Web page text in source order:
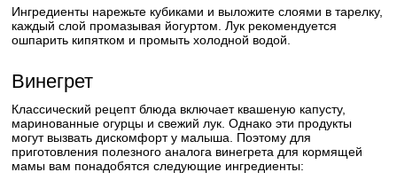
Ингредиенты нарежьте кубиками и выложите слоями в тарелку,
каждый слой промазывая йогуртом. Лук рекомендуется
ошпарить кипятком и промыть холодной водой.
Винегрет
Классический рецепт блюда включает квашеную капусту,
маринованные огурцы и свежий лук. Однако эти продукты
могут вызвать дискомфорт у малыша. Поэтому для
приготовления полезного аналога винегрета для кормящей
мамы вам понадобятся следующие ингредиенты: